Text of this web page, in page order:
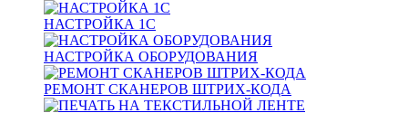
НАСТРОЙКА 1С
НАСТРОЙКА ОБОРУДОВАНИЯ
РЕМОНТ СКАНЕРОВ ШТРИХ-КОДА